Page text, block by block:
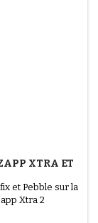
XTRA ET
et Pebble sur la
Xtra 2